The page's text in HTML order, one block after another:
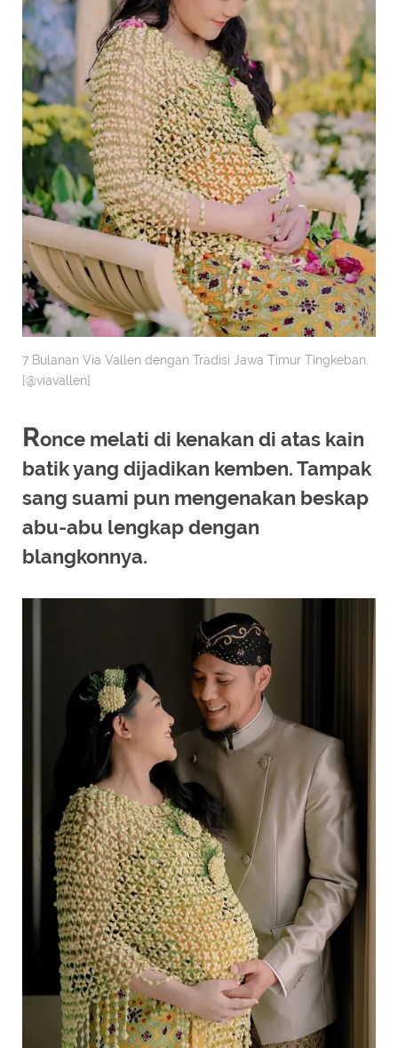
7 Bulanan Via Vallen dengan Tradisi Jawa Timur Tingkeban.
[@viavallen]
Ronce melati di kenakan di atas kain
batik yang dijadikan kemben. Tampak
sang suami pun mengenakan beskap
abu-abu lengkap dengan
blangkonnya.